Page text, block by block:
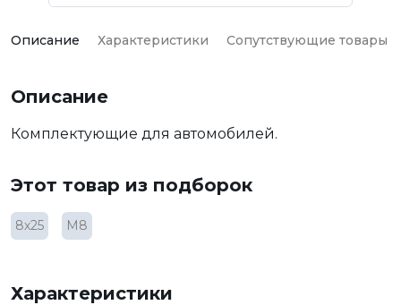
Описание Характеристики Сопутствующие товары
Описание
Комплектующие для автомобилей.
Этот товар из подборок
8х25 М8
Характеристики